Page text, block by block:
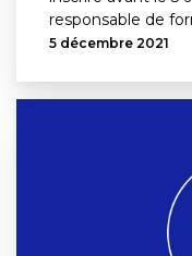
responsable de
5 décembre 2021